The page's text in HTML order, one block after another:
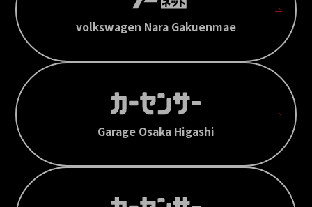
volkswagen Nara Gakuenmae
Garage Osaka Higashi